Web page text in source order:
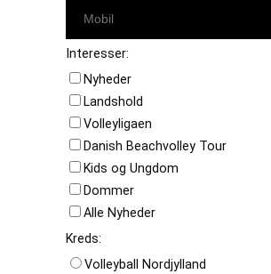
Interesser:
Nyheder
Landshold
Volleyligaen
Danish Beachvolley Tour
Kids og Ungdom
Dommer
Alle Nyheder
Kreds:
Volleyball Nordjylland